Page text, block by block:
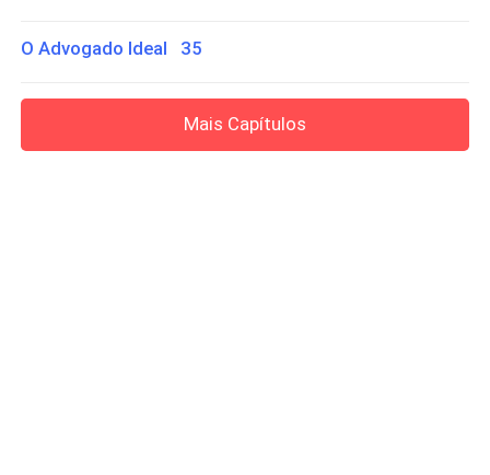
O Advogado Ideal 35
Mais Capítulos